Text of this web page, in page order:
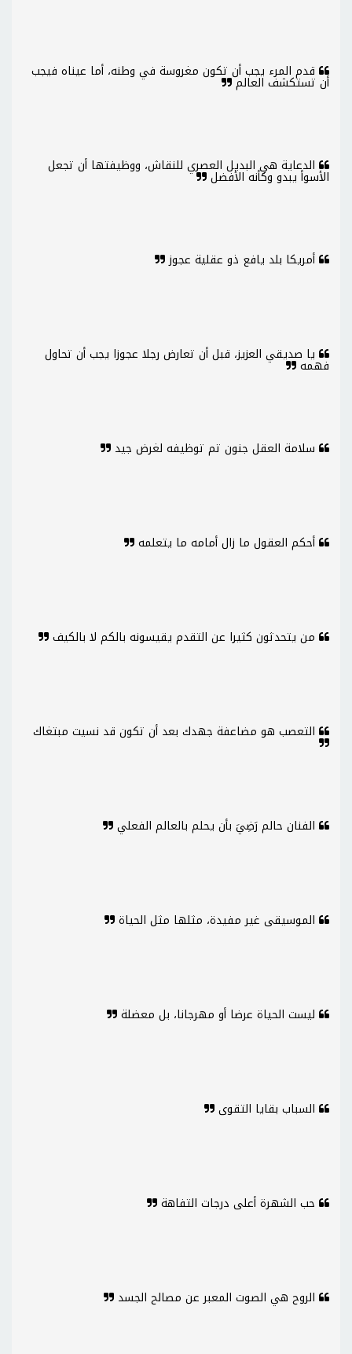
قدم المرء يجب أن تكون مغروسة في وطنه، أما عيناه فيجب
أن تستكشف العالم
الدعاية هي البديل العصري للنقاش، ووظيفتها أن تجعل
الأسوأ يبدو وكأنه الأفضل
أمريكا بلد يافع ذو عقلية عجوز
يا صديقي العزيز، قبل أن تعارض رجلا عجوزا يجب أن تحاول
فهمه
سلامة العقل جنون تم توظيفه لغرض جيد
أحكم العقول ما زال أمامه ما يتعلمه
من يتحدثون كثيرا عن التقدم يقيسونه بالكم لا بالكيف
التعصب هو مضاعفة جهدك بعد أن تكون قد نسيت مبتغاك
الفنان حالم رَضِيَ بأن يحلم بالعالم الفعلي
الموسيقى غير مفيدة، مثلها مثل الحياة
ليست الحياة عرضا أو مهرجانا، بل معضلة
السباب بقايا التقوى
حب الشهرة أعلى درجات التفاهة
الروح هي الصوت المعبر عن مصالح الجسد